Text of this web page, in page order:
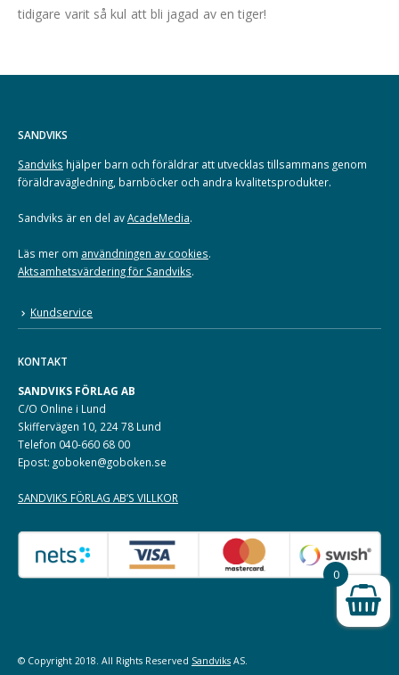
tidigare varit så kul att bli jagad av en tiger!
SANDVIKS
Sandviks hjälper barn och föräldrar att utvecklas tillsammans genom
föräldravägledning, barnböcker och andra kvalitetsprodukter.
Sandviks är en del avAcadeMedia.
Läs mer om användningen av cookies.
Aktsamhetsvärdering för Sandviks.
Kundservice
KONTAKT
SANDVIKS FÖRLAG AB
C/O Online i Lund
Skiffervägen 10, 224 78 Lund
Telefon 040-660 68 00
Epost: goboken@goboken.se
SANDVIKS FÖRLAG AB’S VILLKOR
© Copyright 2018. All Rights Reserved Sandviks AS.
0